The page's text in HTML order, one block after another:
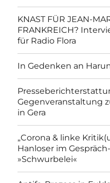
KNAST FÜR JEAN-
FRANKREICH?
für Radio Flora
In Gedenken an
Gegenveranstaltung
in Gera
„Corona & linke
Hanloser im
»Schwurbelei«